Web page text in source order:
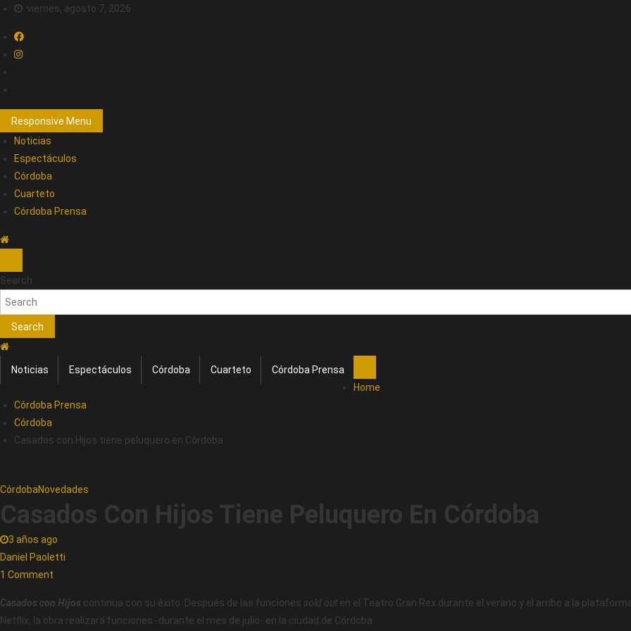
viernes, agosto 7, 2026
Responsive Menu
Noticias
Espectáculos
Córdoba
Cuarteto
Córdoba Prensa
Search
Search
Noticias Espectáculos Córdoba Cuarteto
Córdoba Prensa
Home
Córdoba Prensa
Córdoba
Casados con Hijos tiene peluquero en Córdoba
CórdobaNovedades
Casados Con Hijos Tiene Peluquero En Córdoba
3 años ago
Daniel Paoletti
1 Comment
Casados con Hijos continua con su éxito. Después de las funciones sold out en el Teatro Gran Rex durante el verano y el arribo a la
Netflix, la obra realizará funciones -durante el mes de julio- en la ciudad de Córdoba.